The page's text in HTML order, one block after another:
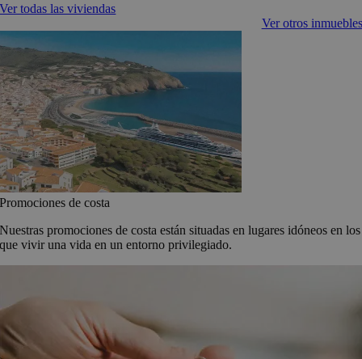
Ver todas las viviendas
Ver otros inmuebles
Promociones de costa
Nuestras promociones de costa están situadas en lugares idóneos en los
que vivir una vida en un entorno privilegiado.